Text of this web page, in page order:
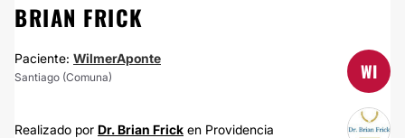
BRIAN FRICK
Paciente: WilmerAponte
Santiago (Comuna) WI
Realizado por Dr. Brian Frick en Providencia